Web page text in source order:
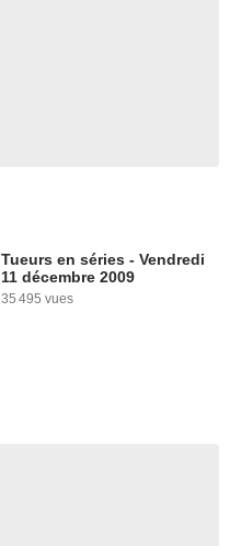
Tueurs en séries - Vendredi
11 décembre 2009
35 495 vues